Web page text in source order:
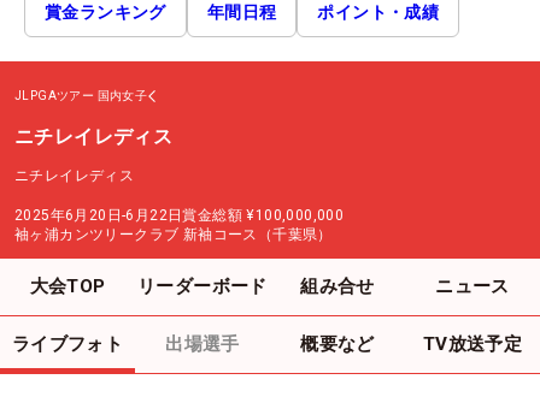
賞金ランキング 年間日程 ポイント・成績
JLPGAツアー 国内女子
ニチレイレディス
ニチレイレディス
2025年6月20日-6月22日賞金総額 ¥100,000,000
袖ヶ浦カンツリークラブ 新袖コース（千葉県）
大会TOP リーダーボード 組み合せ ニュース
ライブフォト 出場選手 概要など TV放送予定